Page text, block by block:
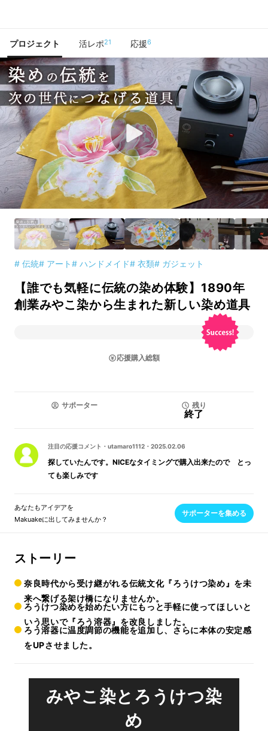
プロジェクト 活レポ21 応援6
# 伝統# アート# ハンドメイド# 衣類# ガジェット
【誰でも気軽に伝統の染め体験】1890年
創業みやこ染から生まれた新しい染め道具
応援購入総額
サポーター 残り
終了
注目の応援コメント ・ utamaro1112 ・ 2025.02.06
探していたんです。NICEなタイミングで購入出来たので とっ
ても楽しみです
あなたもアイデアを
Makuakeに出してみませんか？
サポーターを集める
ストーリー
奈良時代から受け継がれる伝統文化『ろうけつ染め』を未
来へ繋げる架け橋になりませんか。
ろうけつ染めを始めたい方にもっと手軽に使ってほしいと
いう思いで『ろう溶器』を改良しました。
ろう溶器に温度調節の機能を追加し、さらに本体の安定感
をUPさせました。
みやこ染とろうけつ染
め